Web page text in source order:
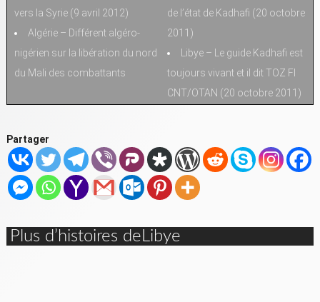
vers la Syrie (9 avril 2012)
Algérie – Différent algéro-
nigérien sur la libération du nord
du Mali des combattants
de l’état de Kadhafi (20 octobre
2011)
Libye – Le guide Kadhafi est
toujours vivant et il dit TOZ FI
CNT/OTAN (20 octobre 2011)
Partager
Plus d’histoires deLibye